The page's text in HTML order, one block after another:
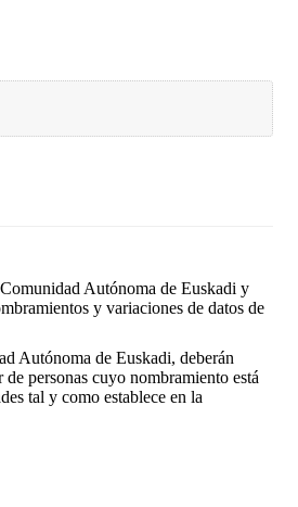
Autónoma de Euskadi y
y variaciones de datos de
Autónoma de Euskadi, deberán
personas cuyo nombramiento está
tal y como establece en la